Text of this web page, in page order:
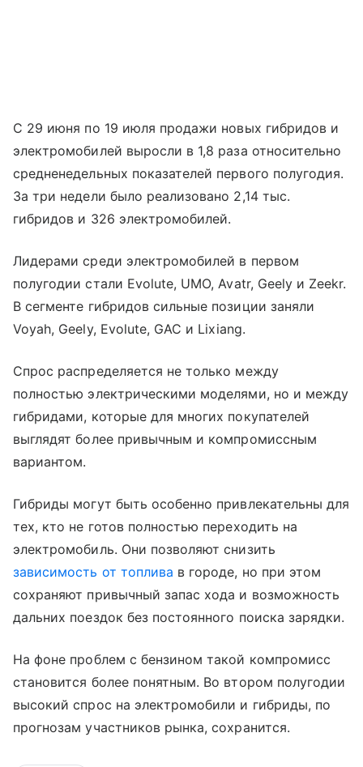
С 29 июня по 19 июля продажи новых гибридов и
электромобилей выросли в 1,8 раза относительно
средненедельных показателей первого полугодия.
За три недели было реализовано 2,14 тыс.
гибридов и 326 электромобилей.
Лидерами среди электромобилей в первом
полугодии стали Evolute, UMO, Avatr, Geely и Zeekr.
В сегменте гибридов сильные позиции заняли
Voyah, Geely, Evolute, GAC и Lixiang.
Спрос распределяется не только между
полностью электрическими моделями, но и между
гибридами, которые для многих покупателей
выглядят более привычным и компромиссным
вариантом.
Гибриды могут быть особенно привлекательны для
тех, кто не готов полностью переходить на
электромобиль. Они позволяют снизить
зависимость от топлива в городе, но при этом
сохраняют привычный запас хода и возможность
дальних поездок без постоянного поиска зарядки.
На фоне проблем с бензином такой компромисс
становится более понятным. Во втором полугодии
высокий спрос на электромобили и гибриды, по
прогнозам участников рынка, сохранится.